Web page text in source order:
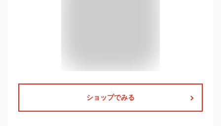
ショップでみる